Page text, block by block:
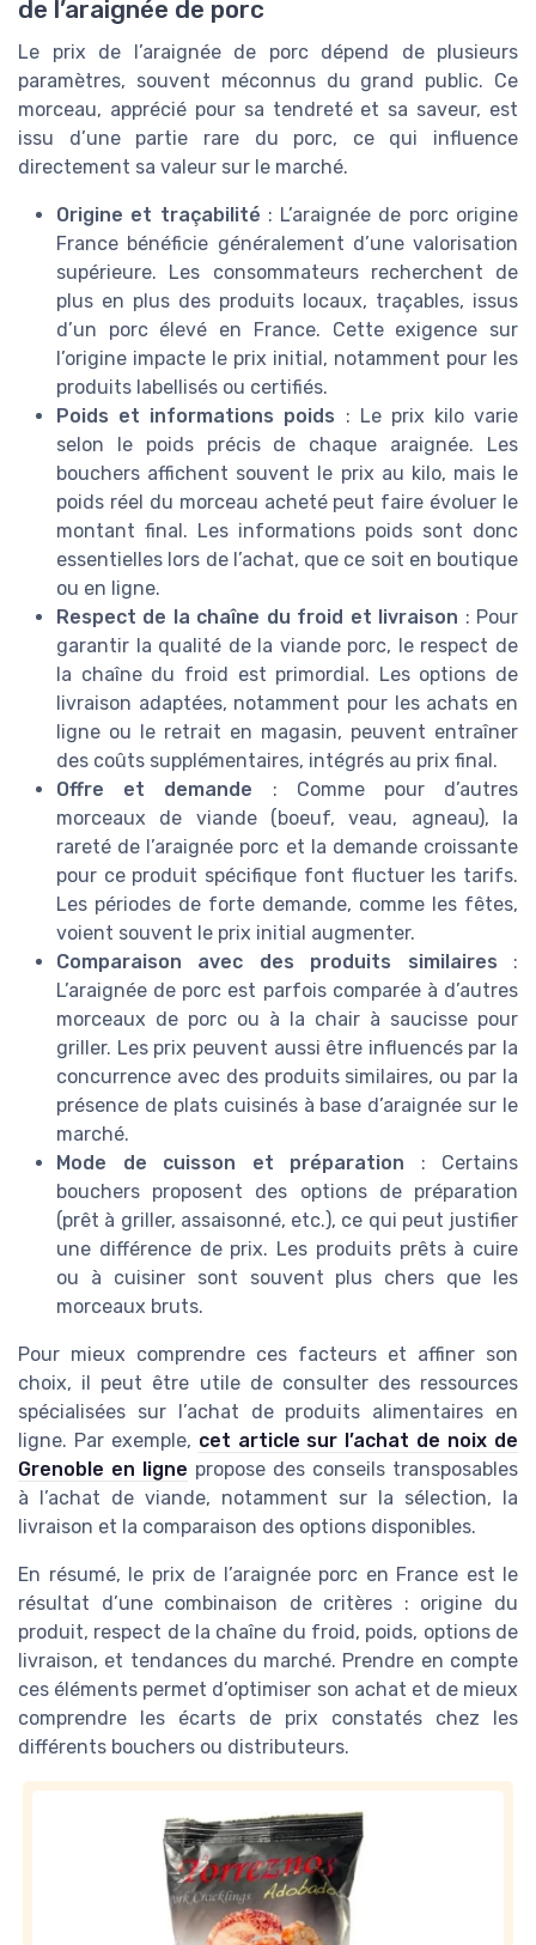
de l’araignée de porc
Le prix de l’araignée de porc dépend de plusieurs
paramètres, souvent méconnus du grand public. Ce
morceau, apprécié pour sa tendreté et sa saveur, est
issu d’une partie rare du porc, ce qui influence
directement sa valeur sur le marché.
Origine et traçabilité : L’araignée de porc origine
France bénéficie généralement d’une valorisation
supérieure. Les consommateurs recherchent de
plus en plus des produits locaux, traçables, issus
d’un porc élevé en France. Cette exigence sur
l’origine impacte le prix initial, notamment pour les
produits labellisés ou certifiés.
Poids et informations poids : Le prix kilo varie
selon le poids précis de chaque araignée. Les
bouchers affichent souvent le prix au kilo, mais le
poids réel du morceau acheté peut faire évoluer le
montant final. Les informations poids sont donc
essentielles lors de l’achat, que ce soit en boutique
ou en ligne.
Respect de la chaîne du froid et livraison : Pour
garantir la qualité de la viande porc, le respect de
la chaîne du froid est primordial. Les options de
livraison adaptées, notamment pour les achats en
ligne ou le retrait en magasin, peuvent entraîner
des coûts supplémentaires, intégrés au prix final.
Offre et demande : Comme pour d’autres
morceaux de viande (boeuf, veau, agneau), la
rareté de l’araignée porc et la demande croissante
pour ce produit spécifique font fluctuer les tarifs.
Les périodes de forte demande, comme les fêtes,
voient souvent le prix initial augmenter.
Comparaison avec des produits similaires :
L’araignée de porc est parfois comparée à d’autres
morceaux de porc ou à la chair à saucisse pour
griller. Les prix peuvent aussi être influencés par la
concurrence avec des produits similaires, ou par la
présence de plats cuisinés à base d’araignée sur le
marché.
Mode de cuisson et préparation : Certains
bouchers proposent des options de préparation
(prêt à griller, assaisonné, etc.), ce qui peut justifier
une différence de prix. Les produits prêts à cuire
ou à cuisiner sont souvent plus chers que les
morceaux bruts.
Pour mieux comprendre ces facteurs et affiner son
choix, il peut être utile de consulter des ressources
spécialisées sur l’achat de produits alimentaires en
ligne. Par exemple, cet article sur l’achat de noix de
Grenoble en ligne propose des conseils transposables
à l’achat de viande, notamment sur la sélection, la
livraison et la comparaison des options disponibles.
En résumé, le prix de l’araignée porc en France est le
résultat d’une combinaison de critères : origine du
produit, respect de la chaîne du froid, poids, options de
livraison, et tendances du marché. Prendre en compte
ces éléments permet d’optimiser son achat et de mieux
comprendre les écarts de prix constatés chez les
différents bouchers ou distributeurs.